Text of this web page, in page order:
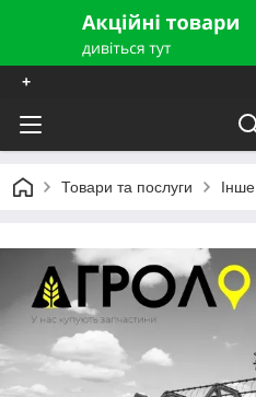
+
Товари та послуги Інше